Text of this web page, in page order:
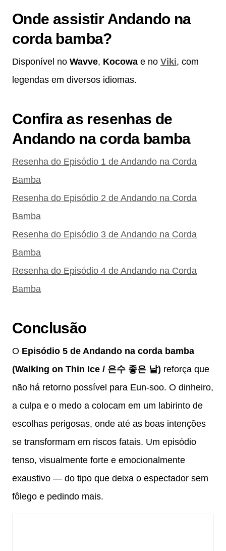
Onde assistir Andando na
corda bamba?
Disponível no Wavve, Kocowa e no Viki, com
legendas em diversos idiomas.
Confira as resenhas de
Andando na corda bamba
Resenha do Episódio 1 de Andando na Corda
Bamba
Resenha do Episódio 2 de Andando na Corda
Bamba
Resenha do Episódio 3 de Andando na Corda
Bamba
Resenha do Episódio 4 de Andando na Corda
Bamba
Conclusão
O Episódio 5 de Andando na corda bamba
(Walking on Thin Ice / 은수 좋은 날) reforça que
não há retorno possível para Eun-soo. O dinheiro,
a culpa e o medo a colocam em um labirinto de
escolhas perigosas, onde até as boas intenções
se transformam em riscos fatais. Um episódio
tenso, visualmente forte e emocionalmente
exaustivo — do tipo que deixa o espectador sem
fôlego e pedindo mais.